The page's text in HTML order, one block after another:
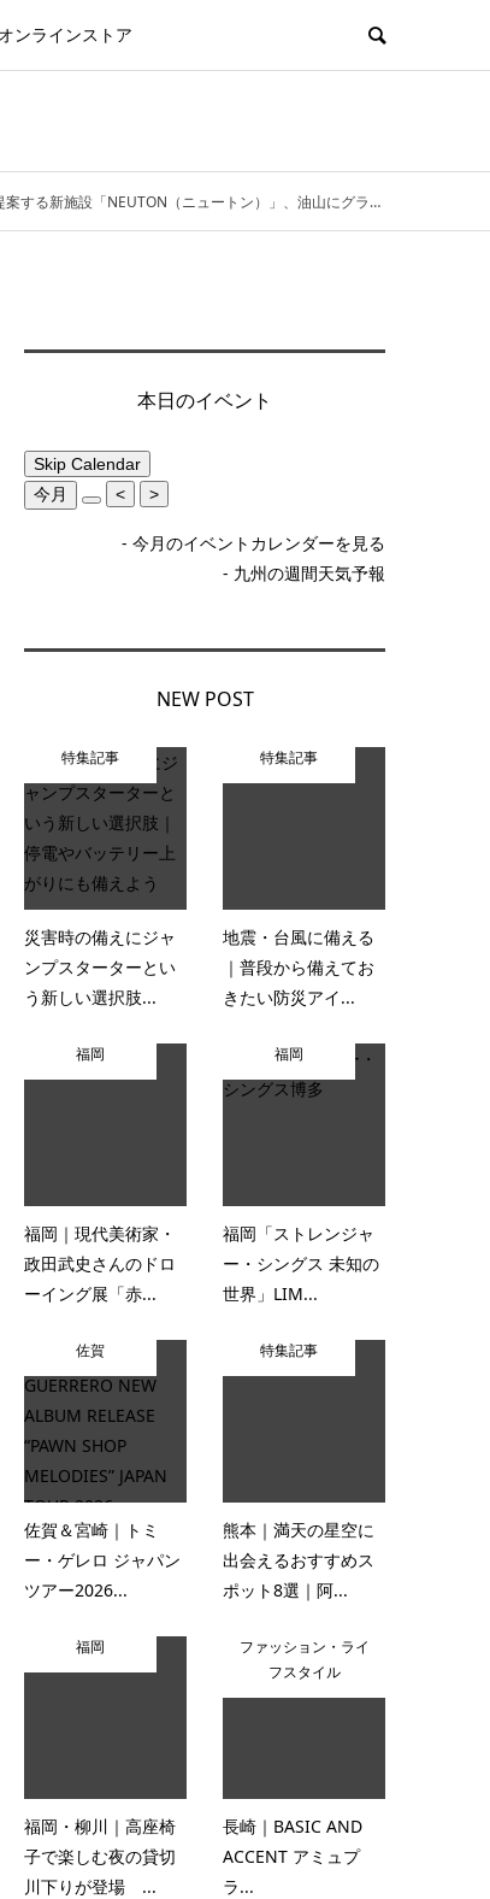
オンラインストア
施設「NEUTON（ニュートン）」、油山にグランドオープン
本日のイベント
Skip Calendar
今月
< >
- 今月のイベントカレンダーを見る
- 九州の週間天気予報
NEW POST
特集記事
災害時の備えにジャ
ンプスターターとい
う新しい選択肢...
特集記事
地震・台風に備える
｜普段から備えてお
きたい防災アイ...
福岡
福岡｜現代美術家・
政田武史さんのドロ
ーイング展「赤...
福岡
福岡「ストレンジャ
ー・シングス 未知の
世界」LIM...
佐賀
佐賀＆宮崎｜トミ
ー・ゲレロ ジャパン
ツアー2026...
特集記事
熊本｜満天の星空に
出会えるおすすめス
ポット8選｜阿...
福岡
福岡・柳川｜高座椅
子で楽しむ夜の貸切
川下りが登場 ...
ファッション・ライ
フスタイル
長崎｜BASIC AND
ACCENT アミュプ
ラ...